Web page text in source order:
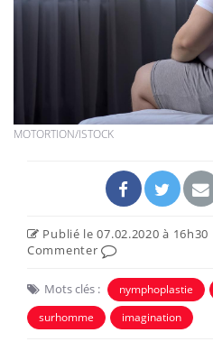
MOTORTION/ISTOCK
Publié le 07.02.2020 à 16h30
Commenter
Mots clés : nymphoplastie
surhomme
imagination